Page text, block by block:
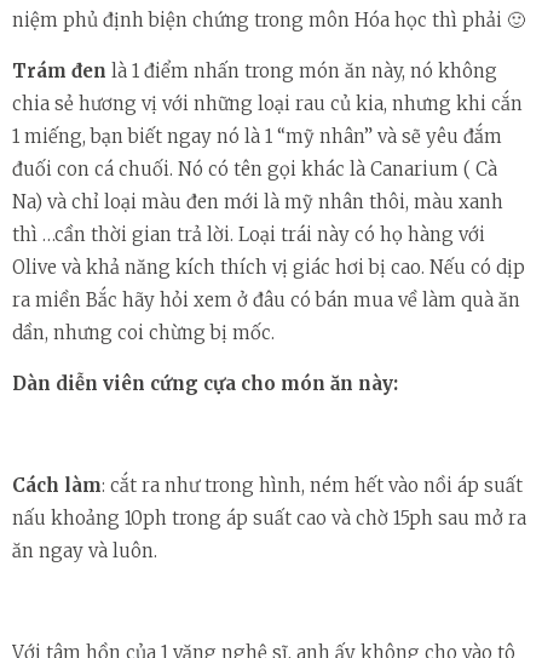
niệm phủ định biện chứng trong môn Hóa học thì phải 🙂
Trám đen là 1 điểm nhấn trong món ăn này, nó không
chia sẻ hương vị với những loại rau củ kia, nhưng khi cắn
1 miếng, bạn biết ngay nó là 1 “mỹ nhân” và sẽ yêu đắm
đuối con cá chuối. Nó có tên gọi khác là Canarium ( Cà
Na) và chỉ loại màu đen mới là mỹ nhân thôi, màu xanh
thì …cần thời gian trả lời. Loại trái này có họ hàng với
Olive và khả năng kích thích vị giác hơi bị cao. Nếu có dịp
ra miền Bắc hãy hỏi xem ở đâu có bán mua về làm quà ăn
dần, nhưng coi chừng bị mốc.
Dàn diễn viên cứng cựa cho món ăn này:
Cách làm: cắt ra như trong hình, ném hết vào nồi áp suất
nấu khoảng 10ph trong áp suất cao và chờ 15ph sau mở ra
ăn ngay và luôn.
Với tâm hồn của 1 văng nghệ sĩ, anh ấy không cho vào tô